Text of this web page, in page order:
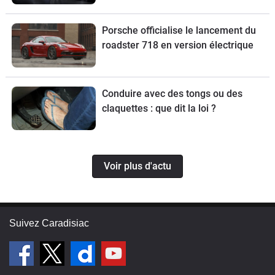
Porsche officialise le lancement du
roadster 718 en version électrique
Conduire avec des tongs ou des
claquettes : que dit la loi ?
Voir plus d'actu
Suivez Caradisiac